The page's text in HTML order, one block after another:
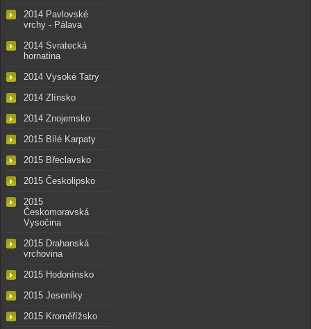
2014 Pavlovské
vrchy - Pálava
2014 Svratecká
hornatina
2014 Vysoké Tatry
2014 Zlínsko
2014 Znojemsko
2015 Bílé Karpaty
2015 Břeclavsko
2015 Českolipsko
2015
Českomoravská
Vysočina
2015 Drahanská
vrchovina
2015 Hodonínsko
2015 Jeseníky
2015 Kroměřížsko